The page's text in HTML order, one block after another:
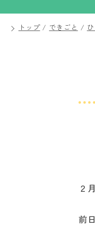
トップ/ できごと /
２
前